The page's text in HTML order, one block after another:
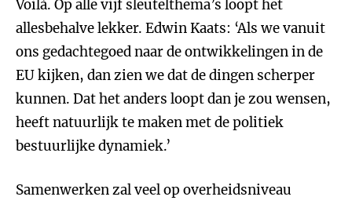
Voilà. Op alle vijf sleutelthema’s loopt het
allesbehalve lekker. Edwin Kaats: ‘Als we vanuit
ons gedachtegoed naar de ontwikkelingen in de
EU kijken, dan zien we dat de dingen scherper
kunnen. Dat het anders loopt dan je zou wensen,
heeft natuurlijk te maken met de politiek
bestuurlijke dynamiek.’
Samenwerken zal veel op overheidsniveau